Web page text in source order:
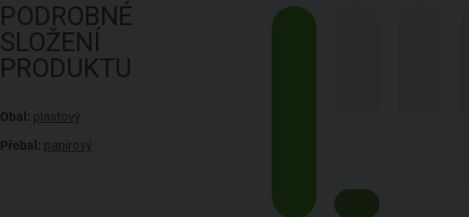
PODROBNÉ
SLOŽENÍ
PRODUKTU
Obal: plastový
Přebal: papírový